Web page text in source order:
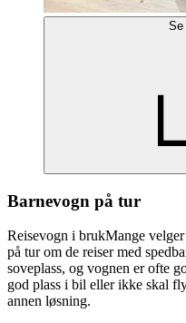
Se
Barnevogn på tur
Reisevogn i brukMange
på tur om de reiser med
soveplass, og vognen er ofte
god plass i bil eller ikke skal
annen løsning.